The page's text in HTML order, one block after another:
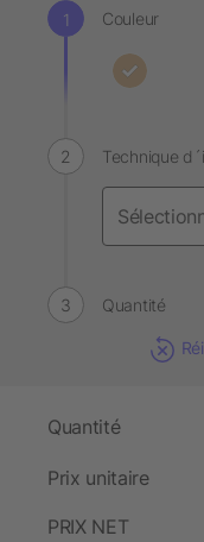
Couleur
Technique
Quantité
Quantité
Prix unitaire
PRIX NET